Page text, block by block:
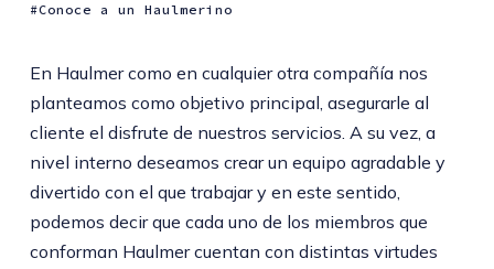
Conoce a un Haulmerino
En Haulmer como en cualquier otra compañía nos
planteamos como objetivo principal, asegurarle al
cliente el disfrute de nuestros servicios. A su vez, a
nivel interno deseamos crear un equipo agradable y
divertido con el que trabajar y en este sentido,
podemos decir que cada uno de los miembros que
conforman Haulmer cuentan con distintas virtudes